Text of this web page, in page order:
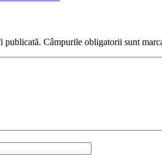
publicată. Câmpurile obligatorii sunt